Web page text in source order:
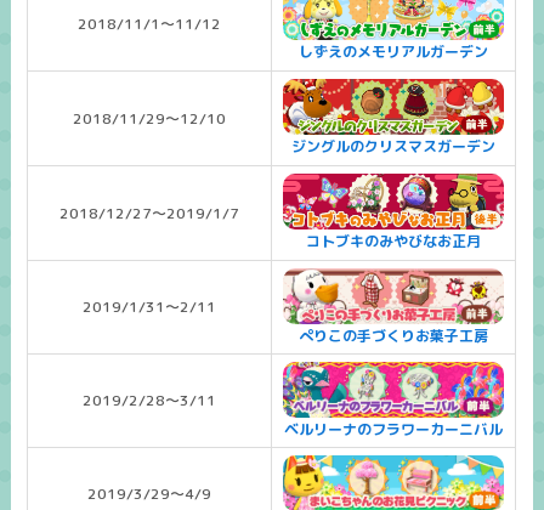
2018/11/1～11/12
しずえのメモリアルガーデン
2018/11/29～12/10
ジングルのクリスマスガーデン
2018/12/27～2019/1/7
コトブキのみやびなお正月
2019/1/31～2/11
ぺりこの手づくりお菓子工房
2019/2/28～3/11
ベルリーナのフラワーカーニバル
2019/3/29～4/9